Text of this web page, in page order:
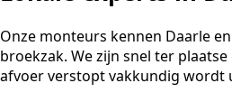
Onze monteurs kennen Daarle
broekzak. We zijn snel ter
afvoer verstopt vakkundig wordt